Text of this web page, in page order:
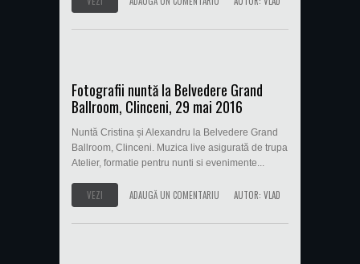
Fotografii nuntă la Belvedere Grand
Ballroom, Clinceni, 29 mai 2016
Nuntă Cristina și Alexandru la Belvedere Grand
Ballroom, Clinceni. Muzica live asigurată de trupa
Atelier, formatie pentru nunti si evenimente...
VEZI ADAUGĂ UN COMENTARIU AUTOR: VLAD